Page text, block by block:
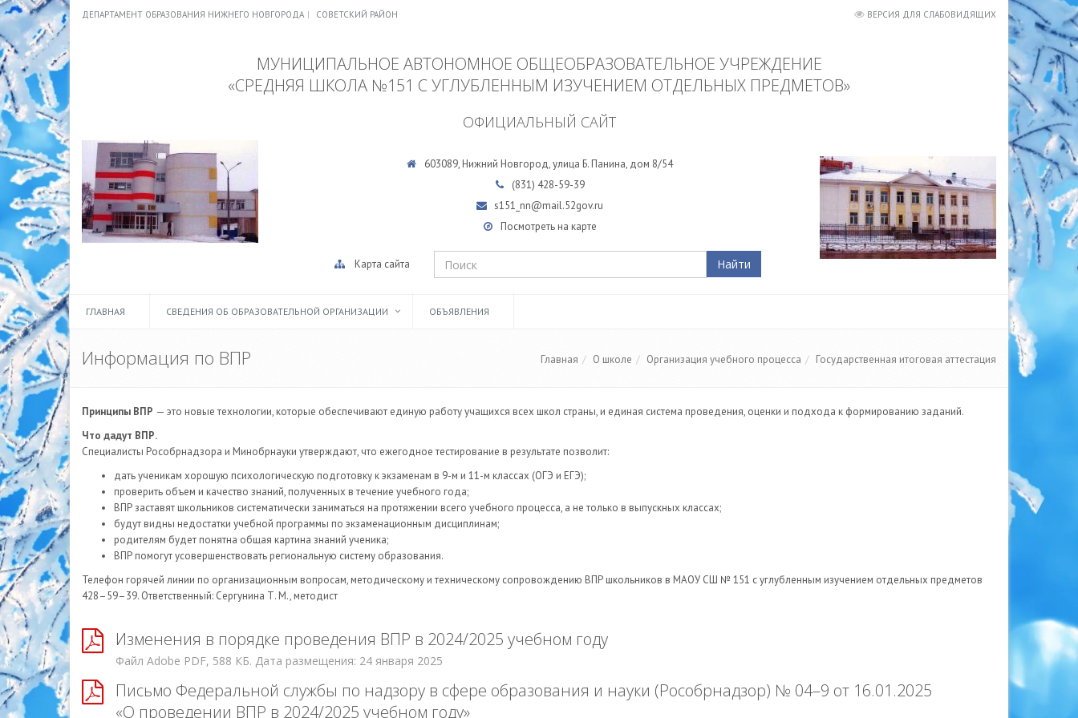
ДЕПАРТАМЕНТ ОБРАЗОВАНИЯ НИЖНЕГО НОВГОРОДА СОВЕТСКИЙ РАЙОН ВЕРСИЯ ДЛЯ СЛАБОВИДЯЩИХ
МУНИЦИПАЛЬНОЕ АВТОНОМНОЕ ОБЩЕОБРАЗОВАТЕЛЬНОЕ УЧРЕЖДЕНИЕ
«СРЕДНЯЯ ШКОЛА №151 С УГЛУБЛЕННЫМ ИЗУЧЕНИЕМ ОТДЕЛЬНЫХ ПРЕДМЕТОВ»
ОФИЦИАЛЬНЫЙ САЙТ
603089, Нижний Новгород, улица Б. Панина, дом 8/54
(831) 428-59-39
s151_nn@mail.52gov.ru
Посмотреть на карте
Карта сайта Найти
ГЛАВНАЯ СВЕДЕНИЯ ОБ ОБРАЗОВАТЕЛЬНОЙ ОРГАНИЗАЦИИ ОБЪЯВЛЕНИЯ
Информация по ВПР Главная О школе Организация учебного процесса Государственная итоговая аттестация
Принципы ВПР — это новые технологии, которые обеспечивают единую работу учащихся всех школ страны, и единая система проведения, оценки и подхода к формированию заданий.
Что дадут ВПР.
Специалисты Рособрнадзора и Минобрнауки утверждают, что ежегодное тестирование в результате позволит:
дать ученикам хорошую психологическую подготовку к экзаменам в 9-м и 11-м классах (ОГЭ и ЕГЭ);
проверить объем и качество знаний, полученных в течение учебного года;
ВПР заставят школьников систематически заниматься на протяжении всего учебного процесса, а не только в выпускных классах;
будут видны недостатки учебной программы по экзаменационным дисциплинам;
родителям будет понятна общая картина знаний ученика;
ВПР помогут усовершенствовать региональную систему образования.
Телефон горячей линии по организационным вопросам, методическому и техническому сопровождению ВПР школьников в МАОУ СШ № 151 с углубленным изучением отдельных предметов
428–59–39. Ответственный: Сергунина Т. М., методист
Изменения в порядке проведения ВПР в 2024/2025 учебном году
Файл Adobe PDF, 588 КБ. Дата размещения: 24 января 2025
Письмо Федеральной службы по надзору в сфере образования и науки (Рособрнадзор) № 04–9 от 16.01.2025
«О проведении ВПР в 2024/2025 учебном году»